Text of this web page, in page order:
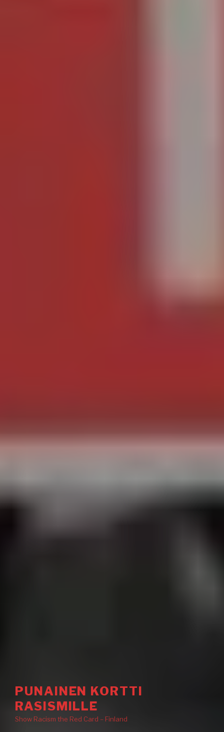
PUNAINEN KORTTI
RASISMILLE
Show Racism the Red Card – Finland